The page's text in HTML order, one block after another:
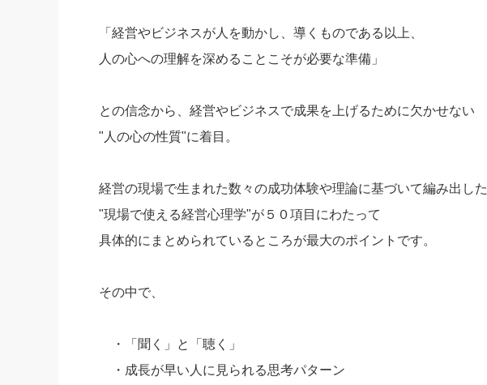
「経営やビジネスが人を動かし、導くものである以上、
人の心への理解を深めることこそが必要な準備」
との信念から、経営やビジネスで成果を上げるために欠かせない
"人の心の性質"に着目。
経営の現場で生まれた数々の成功体験や理論に基づいて編み出した
"現場で使える経営心理学"が５０項目にわたって
具体的にまとめられているところが最大のポイントです。
その中で、
・「聞く」と「聴く」
・成長が早い人に見られる思考パターン